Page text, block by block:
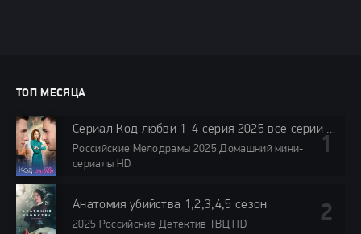
ТОП МЕСЯЦА
Сериал Код любви 1-4 серия 2025 все серии подряд
Российские Мелодрамы 2025 Домашний мини-
сериалы HD
Анатомия убийства 1,2,3,4,5 сезон
2025 Российские Детектив ТВЦ HD